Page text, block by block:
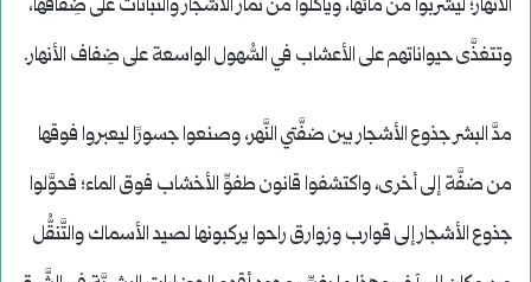
الأنهار؛ ليشربوا من مائها، ويأكلوا من ثمار الأشجار والنَّباتات على ضِفافها،
وتتغذَّى حيواناتهم على الأعشاب في السُّهول الواسعة على ضِفاف الأنهار.
مدَّ البشر جذوع الأشجار بين ضفَّتي النَّهر، وصنعوا جسورًا ليعبروا فوقها
من ضفَّة إلى أخرى، واكتشفوا قانون طفوِّ الأخشاب فوق الماء؛ فحوَّلوا
جذوع الأشجار إلى قوارب وزوارق راحوا يركبونها لصيد الأسماك والتَّنقُّل